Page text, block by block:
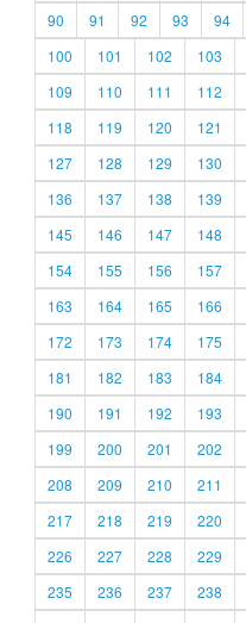
90
91 92 93 94
100
101 102 103
109
110 111 112
118
119 120 121
127
128 129 130
136
137 138 139
145
146 147 148
154
155 156 157
163
164 165 166
172
173 174 175
181
182 183 184
190
191 192 193
199
200 201 202
208
209 210 211
217
218 219 220
226
227 228 229
235
236 237 238